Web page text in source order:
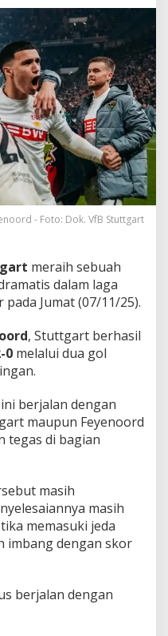
- Foto: Dok. VfB Stuttgart
meraih sebuah
dalam laga
Jumat (07/11/25).
, Stuttgart berhasil
0 melalui dua gol
berjalan dengan
maupun Feyenoord
tegas di bagian
masih
masih
memasuki jeda
imbang dengan skor
berjalan dengan